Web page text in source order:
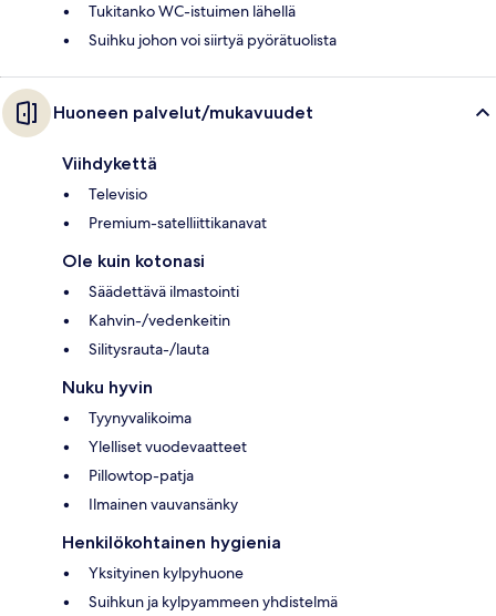
Tukitanko WC-istuimen lähellä
Suihku johon voi siirtyä pyörätuolista
Huoneen palvelut/mukavuudet
Viihdykettä
Televisio
Premium-satelliittikanavat
Ole kuin kotonasi
Säädettävä ilmastointi
Kahvin-/vedenkeitin
Silitysrauta-/lauta
Nuku hyvin
Tyynyvalikoima
Ylelliset vuodevaatteet
Pillowtop-patja
Ilmainen vauvansänky
Henkilökohtainen hygienia
Yksityinen kylpyhuone
Suihkun ja kylpyammeen yhdistelmä